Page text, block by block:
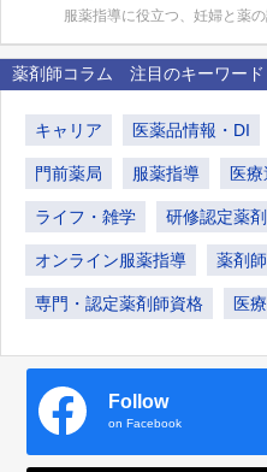
服薬指導に役立つ、妊婦と薬
薬剤師コラム 注目のキーワード
キャリア 医薬品情報・DI
門前薬局 服薬指導 医
ライフ・雑学 研修認定薬
オンライン服薬指導 薬剤
専門・認定薬剤師資格 医
Follow
on Facebook